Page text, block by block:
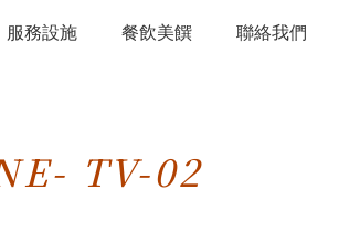
服務設施 餐飲美饌 聯絡我們
TV-02